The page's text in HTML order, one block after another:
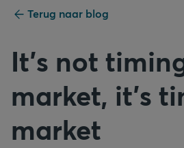
Terug naar blog
It's not
market, it's
market